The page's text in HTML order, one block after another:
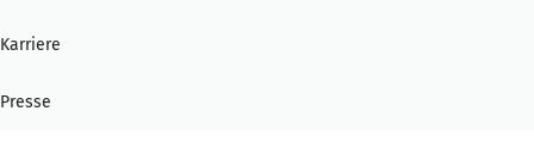
Karriere
Presse